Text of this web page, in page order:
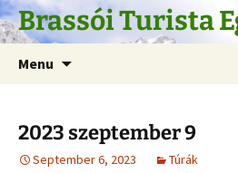
Skip
to Brassói Turista
Menu
2023 szeptember 9
September 6, 2023 Túrák